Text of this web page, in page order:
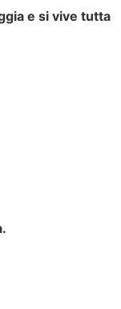
e si vive tutta